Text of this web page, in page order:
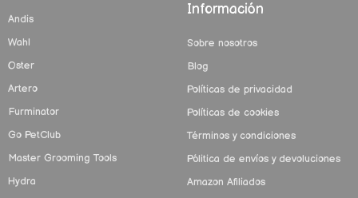
Andis
Wahl
Oster
Artero
Furminator
Go PetClub
Master Grooming Tools
Hydra
Información
Sobre nosotros
Blog
Políticas de privacidad
Políticas de cookies
Términos y condiciones
Pólitica de envíos y devoluciones
Amazon Afiliados